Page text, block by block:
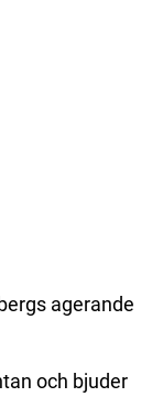
agerande
och bjuder